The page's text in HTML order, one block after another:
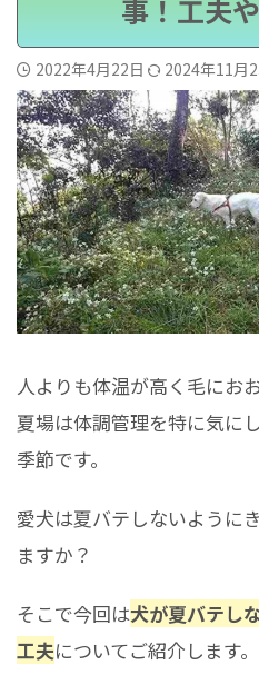
事！工夫
2022年4月22日 2024年11月
人よりも体温が高く毛にお
夏場は体調管理を特に気に
季節です。
愛犬は夏バテしないように
ますか？
そこで今回は犬が夏バテし
工夫についてご紹介します。